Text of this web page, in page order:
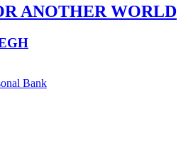
ANOTHER WORLD